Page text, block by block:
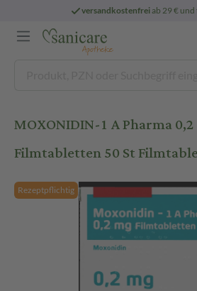
versandkostenfreiab 29 €
MOXONIDIN-1 A Pharma
Filmtabletten 50 St
Rezeptpflichtig